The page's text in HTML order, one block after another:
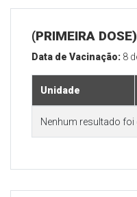
(PRIMEIRA
Data de Vacinação: 8
Unidade
Nenhum resultado foi